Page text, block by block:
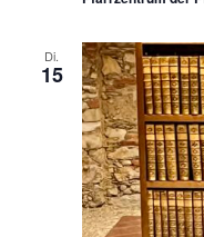
Di.
15